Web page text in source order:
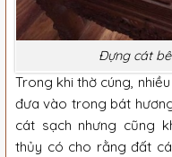
Đựng cát
Trong khi thờ cúng,
đưa vào trong bát
cát sạch nhưng cũng
thủy có cho rằng đất